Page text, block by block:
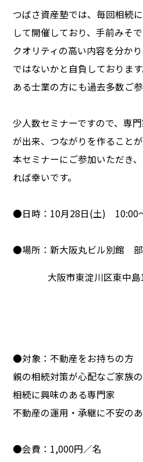
つばさ資産塾では、毎回相続
して開催しており、手前みそ
クオリティの高い内容を分か
ではないかと自負しておりま
ある士業の方にも過去多数ご
少人数セミナーですので、専
が出来、つながりを作ることが
本セミナーにご参加いただき
れば幸いです。
●日時：10月28日(土) 10:00
●場所：新大阪丸ビル別館
大阪市東淀川区東中
●対象：不動産をお持ちの方
親の相続対策が心配なご家族
相続に興味のある専門家
不動産の運用・承継に不安の
●会費：1,000円／名